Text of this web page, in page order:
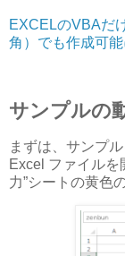
EXCELのVBAだ
角）でも作成可
サンプルの
まずは、サンプ
Excel ファイルを
力”シートの黄色